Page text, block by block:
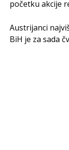
početku akcije
Austrijanci
BiH je za sada